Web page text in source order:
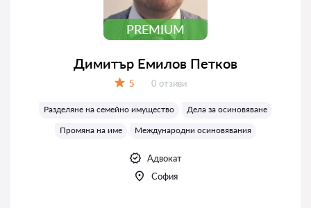
PREMIUM
Димитър Емилов Петков
5 Отзиви:
0 отзиви
Разделяне на семейно имущество
Дела за осиновяване
Промяна на име
Международни осиновявания
Адвокат
София